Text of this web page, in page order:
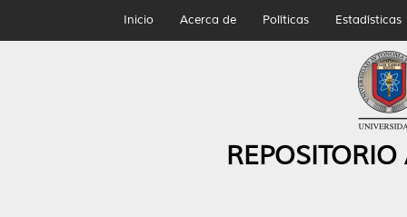
Inicio Acerca de Políticas Estadísticas